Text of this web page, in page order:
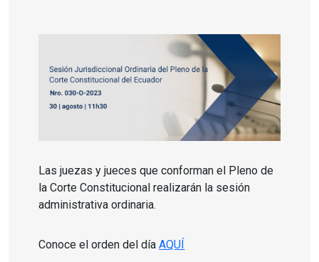
Las juezas y jueces que conforman el Pleno de
la Corte Constitucional realizarán la sesión
administrativa ordinaria.
Conoce el orden del día AQUÍ